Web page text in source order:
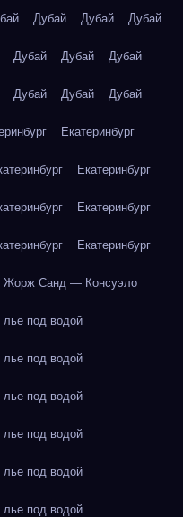
Дубай Дубай Дубай
Дубай Дубай Дубай
Дубай Дубай Дубай
Екатеринбург
Екатеринбург
Екатеринбург
Екатеринбург
Жорж Санд — Консуэло
под водой
под водой
под водой
под водой
под водой
под водой